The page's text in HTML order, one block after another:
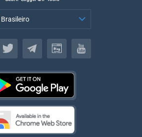
Brasileiro
Brasileiro